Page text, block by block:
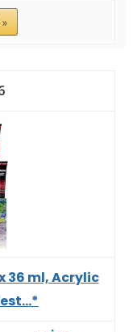
36 ml, Acrylic